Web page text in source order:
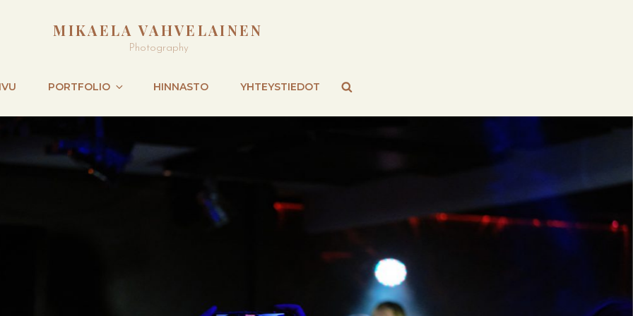
MIKAELA VAHVELAINEN
Photography
PORTFOLIO HINNASTO YHTEYSTIEDOT